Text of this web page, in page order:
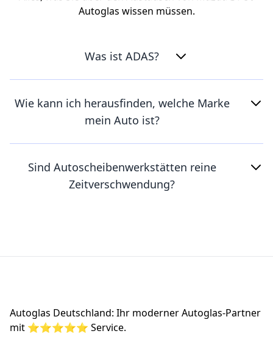
Autoglas wissen müssen.
Was ist ADAS?
Wie kann ich herausfinden, welche Marke
mein Auto ist?
Sind Autoscheibenwerkstätten reine
Zeitverschwendung?
Autoglas Deutschland: Ihr moderner Autoglas-Partner
mit ⭐⭐⭐⭐⭐ Service.